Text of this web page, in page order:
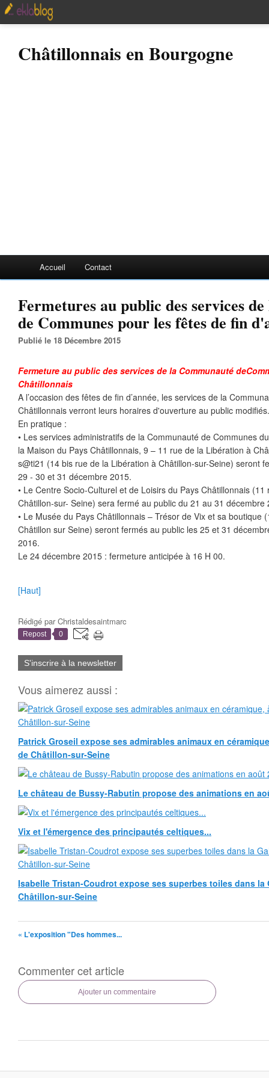
Châtillonnais en Bourgogne
Accueil Contact
Fermetures au public des services
de Communes pour les fêtes de fin
Publié le 18 Décembre 2015
Fermeture au public des services de la Communauté
Châtillonnais
A l’occasion des fêtes de fin d’année, les services de la
Châtillonnais verront leurs horaires d'ouverture au public modifiés.
En pratique :
• Les services administratifs de la Communauté de Communes
la Maison du Pays Châtillonnais, 9 – 11 rue de la Libération à
s@ti21 (14 bis rue de la Libération à Châtillon-sur-Seine) seront
29 - 30 et 31 décembre 2015.
• Le Centre Socio-Culturel et de Loisirs du Pays Châtillonnais
Châtillon-sur- Seine) sera fermé au public du 21 au 31 décembre
• Le Musée du Pays Châtillonnais – Trésor de Vix et sa boutique
Châtillon sur Seine) seront fermés au public les 25 et 31
2016.
Le 24 décembre 2015 : fermeture anticipée à 16 H 00.
[Haut]
Rédigé parChristaldesaintmarc
Repost 0
S'inscrire à la newsletter
Vous aimerez aussi :
Patrick Groseil expose ses admirables animaux en
de Châtillon-sur-Seine
Le château de Bussy-Rabutin propose des animations en
Vix et l'émergence des principautés celtiques...
Isabelle Tristan-Coudrot expose ses superbes toiles dans la
Châtillon-sur-Seine
« L'exposition "Des hommes...
Commenter cet article
Ajouter un commentaire